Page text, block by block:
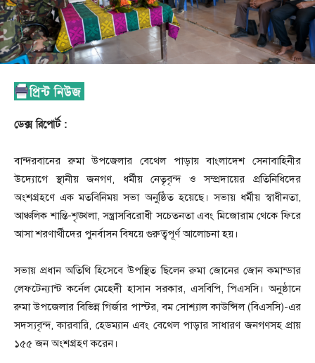
ডেক্স রিপোর্ট :
বান্দরবানের রুমা উপজেলার বেথেল পাড়ায় বাংলাদেশ সেনাবাহিনীর
উদ্যোগে স্থানীয় জনগণ, ধর্মীয় নেতৃবৃন্দ ও সম্প্রদায়ের প্রতিনিধিদের
অংশগ্রহণে এক মতবিনিময় সভা অনুষ্ঠিত হয়েছে। সভায় ধর্মীয় স্বাধীনতা,
আঞ্চলিক শান্তি-শৃঙ্খলা, সন্ত্রাসবিরোধী সচেতনতা এবং মিজোরাম থেকে ফিরে
আসা শরণার্থীদের পুনর্বাসন বিষয়ে গুরুত্বপূর্ণ আলোচনা হয়।
সভায় প্রধান অতিথি হিসেবে উপস্থিত ছিলেন রুমা জোনের জোন কমান্ডার
লেফটেন্যান্ট কর্নেল মেহেদী হাসান সরকার, এসবিপি, পিএসসি। অনুষ্ঠানে
রুমা উপজেলার বিভিন্ন গির্জার পাস্টর, বম সোশ্যাল কাউন্সিল (বিএসসি)-এর
সদস্যবৃন্দ, কারবারি, হেডম্যান এবং বেথেল পাড়ার সাধারণ জনগণসহ প্রায়
১৫৫ জন অংশগ্রহণ করেন।